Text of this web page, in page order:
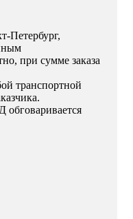
Петербург,
при сумме заказа
транспортной
обговаривается